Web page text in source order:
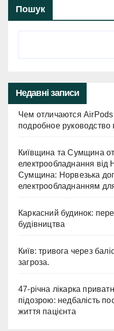
Пошук
Недавні записи
Чем отличаются
подробное
Київщина та Сумщина
електрообладнання від
Сумщина: Норвезька
електрообладнанням
Каркасний будинок:
будівництва
Київ: тривога через
загроза.
47-річна лікарка
підозрою: недбалість
життя пацієнта